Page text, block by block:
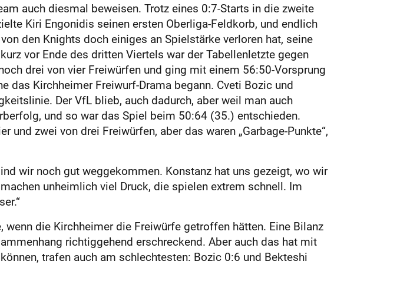
auch diesmal beweisen. Trotz eines 0:7-Starts in die zweite
Kiri Engonidis seinen ersten Oberliga-Feldkorb, und endlich
den Knights doch einiges an Spielstärke verloren hat, seine
vor Ende des dritten Viertels war der Tabellenletzte gegen
drei von vier Freiwürfen und ging mit einem 56:50-Vorsprung
das Kirchheimer Freiwurf-Drama begann. Cveti Bozic und
Der VfL blieb, auch dadurch, aber weil man auch
und so war das Spiel beim 50:64 (35.) entschieden.
zwei von drei Freiwürfen, aber das waren „Garbage-Punkte“,
wir noch gut weggekommen. Konstanz hat uns gezeigt, wo wir
unheimlich viel Druck, die spielen extrem schnell. Im
die Kirchheimer die Freiwürfe getroffen hätten. Eine Bilanz
richtiggehend erschreckend. Aber auch das hat mit
trafen auch am schlechtesten: Bozic 0:6 und Bekteshi